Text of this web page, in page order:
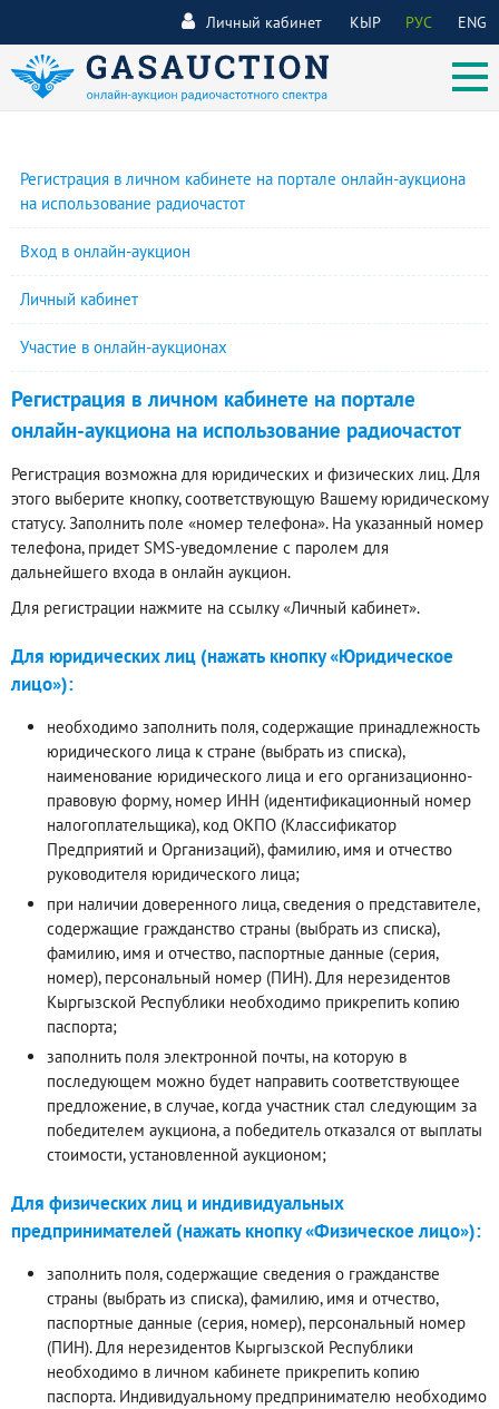
КЫР РУС ENG
Личный кабинет
Регистрация в личном кабинете на портале онлайн-аукциона
на использование радиочастот
Вход в онлайн-аукцион
Личный кабинет
Участие в онлайн-аукционах
Регистрация в личном кабинете на портале
онлайн-аукциона на использование радиочастот
Регистрация возможна для юридических и физических лиц. Для
этого выберите кнопку, соответствующую Вашему юридическому
статусу. Заполнить поле «номер телефона». На указанный номер
телефона, придет SMS-уведомление с паролем для
дальнейшего входа в онлайн аукцион.
Для регистрации нажмите на ссылку «Личный кабинет».
Для юридических лиц (нажать кнопку «Юридическое
лицо»):
необходимо заполнить поля, содержащие принадлежность
юридического лица к стране (выбрать из списка),
наименование юридического лица и его организационно-
правовую форму, номер ИНН (идентификационный номер
налогоплательщика), код ОКПО (Классификатор
Предприятий и Организаций), фамилию, имя и отчество
руководителя юридического лица;
при наличии доверенного лица, сведения о представителе,
содержащие гражданство страны (выбрать из списка),
фамилию, имя и отчество, паспортные данные (серия,
номер), персональный номер (ПИН). Для нерезидентов
Кыргызской Республики необходимо прикрепить копию
паспорта;
заполнить поля электронной почты, на которую в
последующем можно будет направить соответствующее
предложение, в случае, когда участник стал следующим за
победителем аукциона, а победитель отказался от выплаты
стоимости, установленной аукционом;
Для физических лиц и индивидуальных
предпринимателей (нажать кнопку «Физическое лицо»):
заполнить поля, содержащие сведения о гражданстве
страны (выбрать из списка), фамилию, имя и отчество,
паспортные данные (серия, номер), персональный номер
(ПИН). Для нерезидентов Кыргызской Республики
необходимо в личном кабинете прикрепить копию
паспорта. Индивидуальному предпринимателю необходимо